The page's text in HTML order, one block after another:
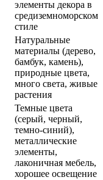
элементы декора в
средиземноморском
стиле
Натуральные
материалы (дерево,
бамбук, камень),
природные цвета,
много света, живые
растения
Темные цвета
(серый, черный,
темно-синий),
металлические
элементы,
лаконичная мебель,
хорошее освещение